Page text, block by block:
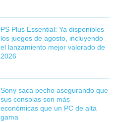
PS Plus Essential: Ya disponibles
los juegos de agosto, incluyendo
el lanzamiento mejor valorado de
2026
Sony saca pecho asegurando que
sus consolas son más
económicas que un PC de alta
gama